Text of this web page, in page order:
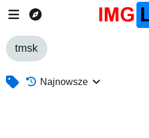
tmsk
Najnowsze